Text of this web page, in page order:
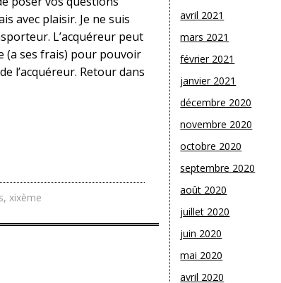
avec plaisir. Je ne suis
L’acquéreur peut
(a ses frais) pour pouvoir
l’acquéreur. Retour dans
, xixème
avril 2021
mars 2021
février 2021
janvier 2021
décembre 2020
novembre 2020
octobre 2020
septembre 2020
août 2020
juillet 2020
juin 2020
mai 2020
avril 2020